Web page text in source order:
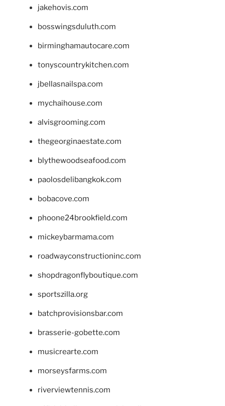
jakehovis.com
bosswingsduluth.com
birminghamautocare.com
tonyscountrykitchen.com
jbellasnailspa.com
mychaihouse.com
alvisgrooming.com
thegeorginaestate.com
blythewoodseafood.com
paolosdelibangkok.com
bobacove.com
phoone24brookfield.com
mickeybarmama.com
roadwayconstructioninc.com
shopdragonflyboutique.com
sportszilla.org
batchprovisionsbar.com
brasserie-gobette.com
musicrearte.com
morseysfarms.com
riverviewtennis.com